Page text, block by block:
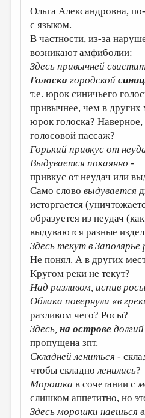
Ольга Александровна,
с языком.
В частности, из-за
возникают амфиболии:
Здесь привычней
Голоска городской
т.е. юрок синичьего
привычнее, чем в других
юрок голоска? Наверное,
голосовой пассаж?
Горький привкус от
Выдувается покаянно -
привкус от неудач или
Само слововыдувается
исторгается
образуется из неудач
выдуваются разные
Здесь текут в Заполярье
Не понял. А в других
Кругом реки не текут?
Над разливом, испив
Облака повернули «в
разливом чего? Росы?
Здесь,на острове
пропущена зпт.
Складней лениться -
чтобы складноленились?
Морошка в сочетании с
слишком аппетитно, но
Здесь морошки наешься